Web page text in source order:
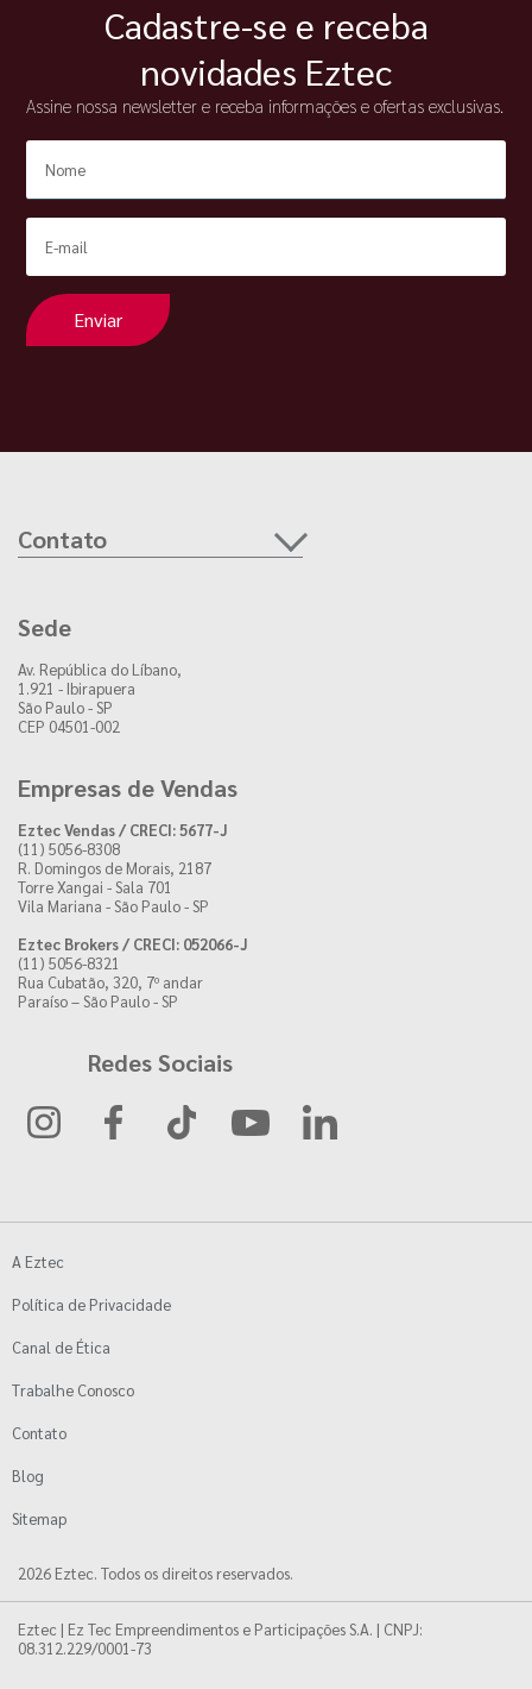
Cadastre-se e receba
novidades Eztec
Assine nossa newsletter e receba informações e ofertas exclusivas.
Enviar
Contato
Sede
Av. República do Líbano,
1.921 - Ibirapuera
São Paulo - SP
CEP 04501-002
Empresas de Vendas
Eztec Vendas / CRECI: 5677-J
(11) 5056-8308
R. Domingos de Morais, 2187
Torre Xangai - Sala 701
Vila Mariana - São Paulo - SP
Eztec Brokers / CRECI: 052066-J
(11) 5056-8321
Rua Cubatão, 320, 7º andar
Paraíso – São Paulo - SP
Redes Sociais
2026 Eztec. Todos os direitos reservados.
A Eztec
Política de Privacidade
Canal de Ética
Trabalhe Conosco
Contato
Blog
Sitemap
Eztec | Ez Tec Empreendimentos e Participações S.A. | CNPJ:
08.312.229/0001-73